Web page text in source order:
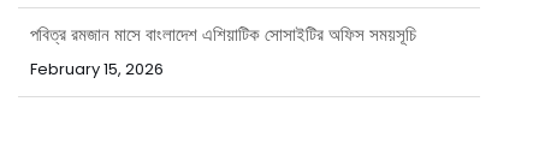
পবিত্র রমজান মাসে বাংলাদেশ এশিয়াটিক সোসাইটির অফিস সময়সূচি
February 15, 2026